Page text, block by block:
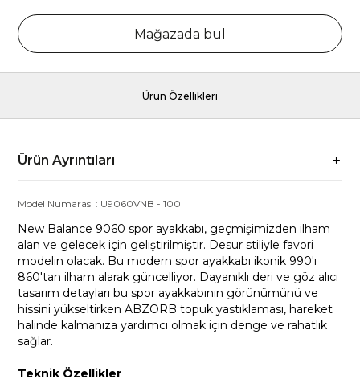
Mağazada bul
Ürün Özellikleri
Ürün Ayrıntıları
Model Numarası : U9060VNB -100
New Balance 9060 spor ayakkabı, geçmişimizden ilham
alan ve gelecek için geliştirilmiştir. Desur stiliyle favori
modelin olacak. Bu modern spor ayakkabı ikonik 990'ı
860'tan ilham alarak güncelliyor. Dayanıklı deri ve göz alıcı
tasarım detayları bu spor ayakkabının görünümünü ve
hissini yükseltirken ABZORB topuk yastıklaması, hareket
halinde kalmanıza yardımcı olmak için denge ve rahatlık
sağlar.
Teknik Özellikler